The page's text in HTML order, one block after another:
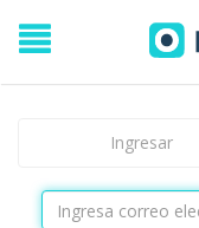
Ingresar